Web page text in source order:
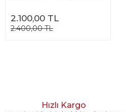
2.100,00 TL
2.400,00 TL
Hızlı Kargo